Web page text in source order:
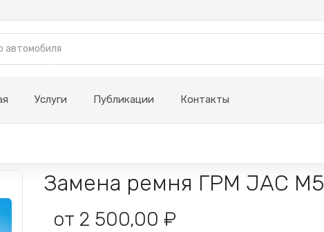
Услуги Публикации Контакты
Замена ремня ГРМ JAC M5
от 2 500,00 ₽